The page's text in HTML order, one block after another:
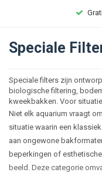
Speciale
Speciale filters zijn
biologische filtering,
kweekbakken. Voor
Niet elk aquarium vraagt
situatie waarin een
aan ongewone
beperkingen of
beeld. Deze categorie